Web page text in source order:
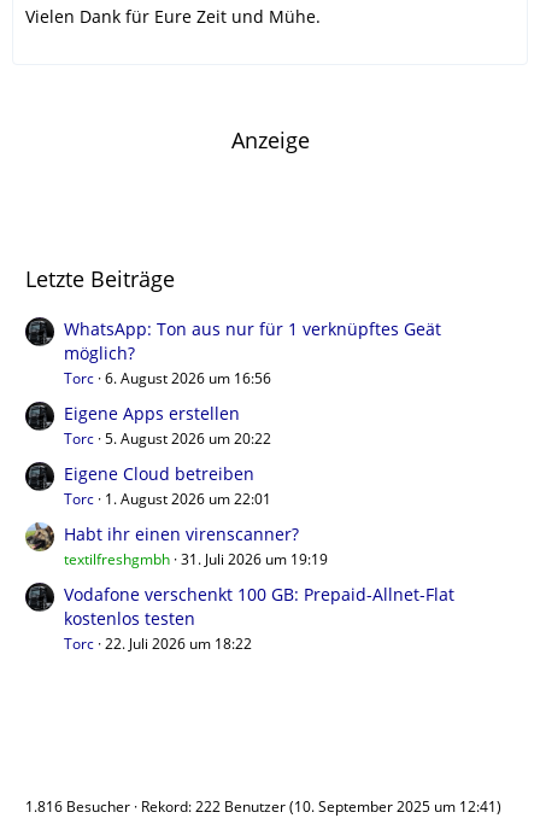
Vielen Dank für Eure Zeit und Mühe.
Anzeige
Letzte Beiträge
WhatsApp: Ton aus nur für 1 verknüpftes Geät
möglich?
Torc 6. August 2026 um 16:56
Eigene Apps erstellen
Torc 5. August 2026 um 20:22
Eigene Cloud betreiben
Torc 1. August 2026 um 22:01
Habt ihr einen virenscanner?
textilfreshgmbh 31. Juli 2026 um 19:19
Vodafone verschenkt 100 GB: Prepaid-Allnet-Flat
kostenlos testen
Torc 22. Juli 2026 um 18:22
1.816 Besucher Rekord: 222 Benutzer (10. September 2025 um 12:41)